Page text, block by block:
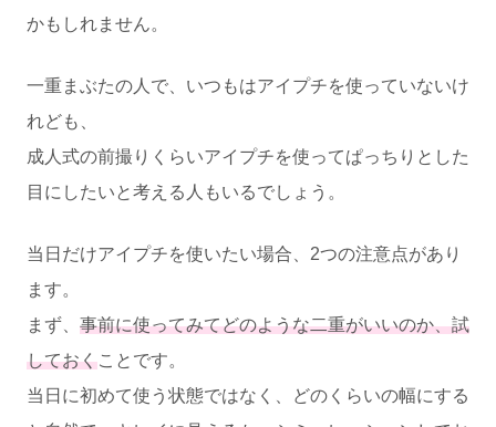
かもしれません。
一重まぶたの人で、いつもはアイプチを使っていないけ
れども、
成人式の前撮りくらいアイプチを使ってぱっちりとした
目にしたいと考える人もいるでしょう。
当日だけアイプチを使いたい場合、2つの注意点があり
ます。
まず、 事前に使ってみてどのような二重がいいのか、試
しておくことです。
当日に初めて使う状態ではなく、どのくらいの幅にする